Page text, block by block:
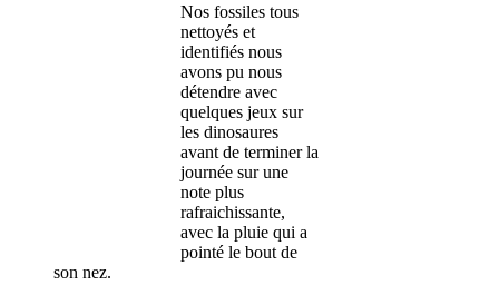
Nos fossiles tous
nettoyés et
identifiés nous
avons pu nous
détendre avec
quelques jeux sur
les dinosaures
avant de terminer la
journée sur une
note plus
rafraichissante,
avec la pluie qui a
pointé le bout de
son nez.